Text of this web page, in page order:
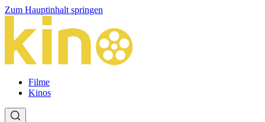
Zum Hauptinhalt springen
Filme
Kinos